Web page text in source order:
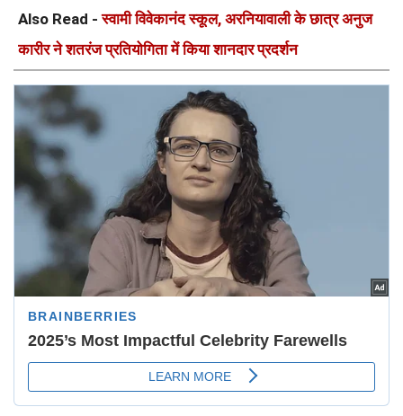
Also Read -स्वामी विवेकानंद स्कूल, अरनियावाली के छात्र अनुज
कारीर ने शतरंज प्रतियोगिता में किया शानदार प्रदर्शन